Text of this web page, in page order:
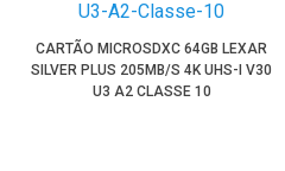
CARTÃO MICROSDXC 64GB LEXAR
SILVER PLUS 205MB/S 4K UHS-I V30
U3 A2 CLASSE 10